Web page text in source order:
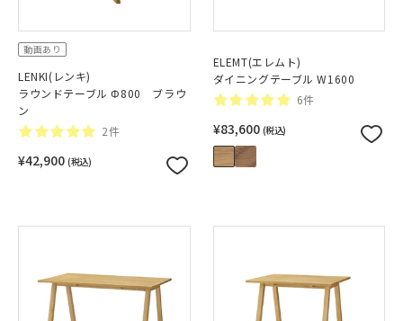
動画あり
LENKI(レンキ)
ラウンドテーブル Φ800 ブラウ
ン
2件
¥42,900 (税込)
ELEMT(エレムト)
ダイニングテーブル W1600
6件
¥83,600 (税込)